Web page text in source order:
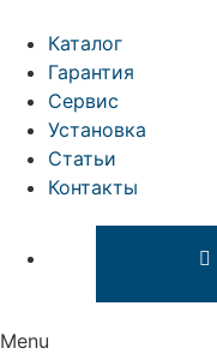
содержимому
Каталог
Гарантия
Сервис
Установка
Статьи
Контакты
Menu